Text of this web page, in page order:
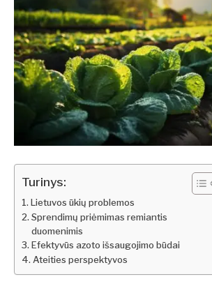
Turinys:
Lietuvos ūkių problemos
Sprendimų priėmimas remiantis
duomenimis
Efektyvūs azoto išsaugojimo būdai
Ateities perspektyvos